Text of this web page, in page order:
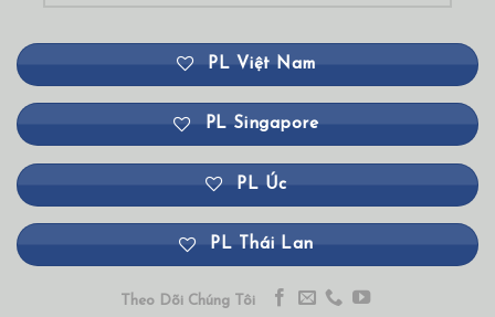
PL Việt Nam
PL Singapore
PL Úc
PL Thái Lan
Theo Dõi Chúng Tôi